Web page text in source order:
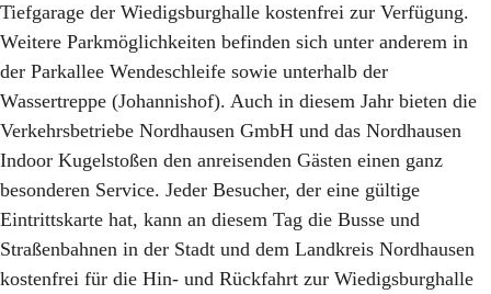
Tiefgarage der Wiedigsburghalle kostenfrei zur Verfügung.
Weitere Parkmöglichkeiten befinden sich unter anderem in
der Parkallee Wendeschleife sowie unterhalb der
Wassertreppe (Johannishof). Auch in diesem Jahr bieten die
Verkehrsbetriebe Nordhausen GmbH und das Nordhausen
Indoor Kugelstoßen den anreisenden Gästen einen ganz
besonderen Service. Jeder Besucher, der eine gültige
Eintrittskarte hat, kann an diesem Tag die Busse und
Straßenbahnen in der Stadt und dem Landkreis Nordhausen
kostenfrei für die Hin- und Rückfahrt zur Wiedigsburghalle